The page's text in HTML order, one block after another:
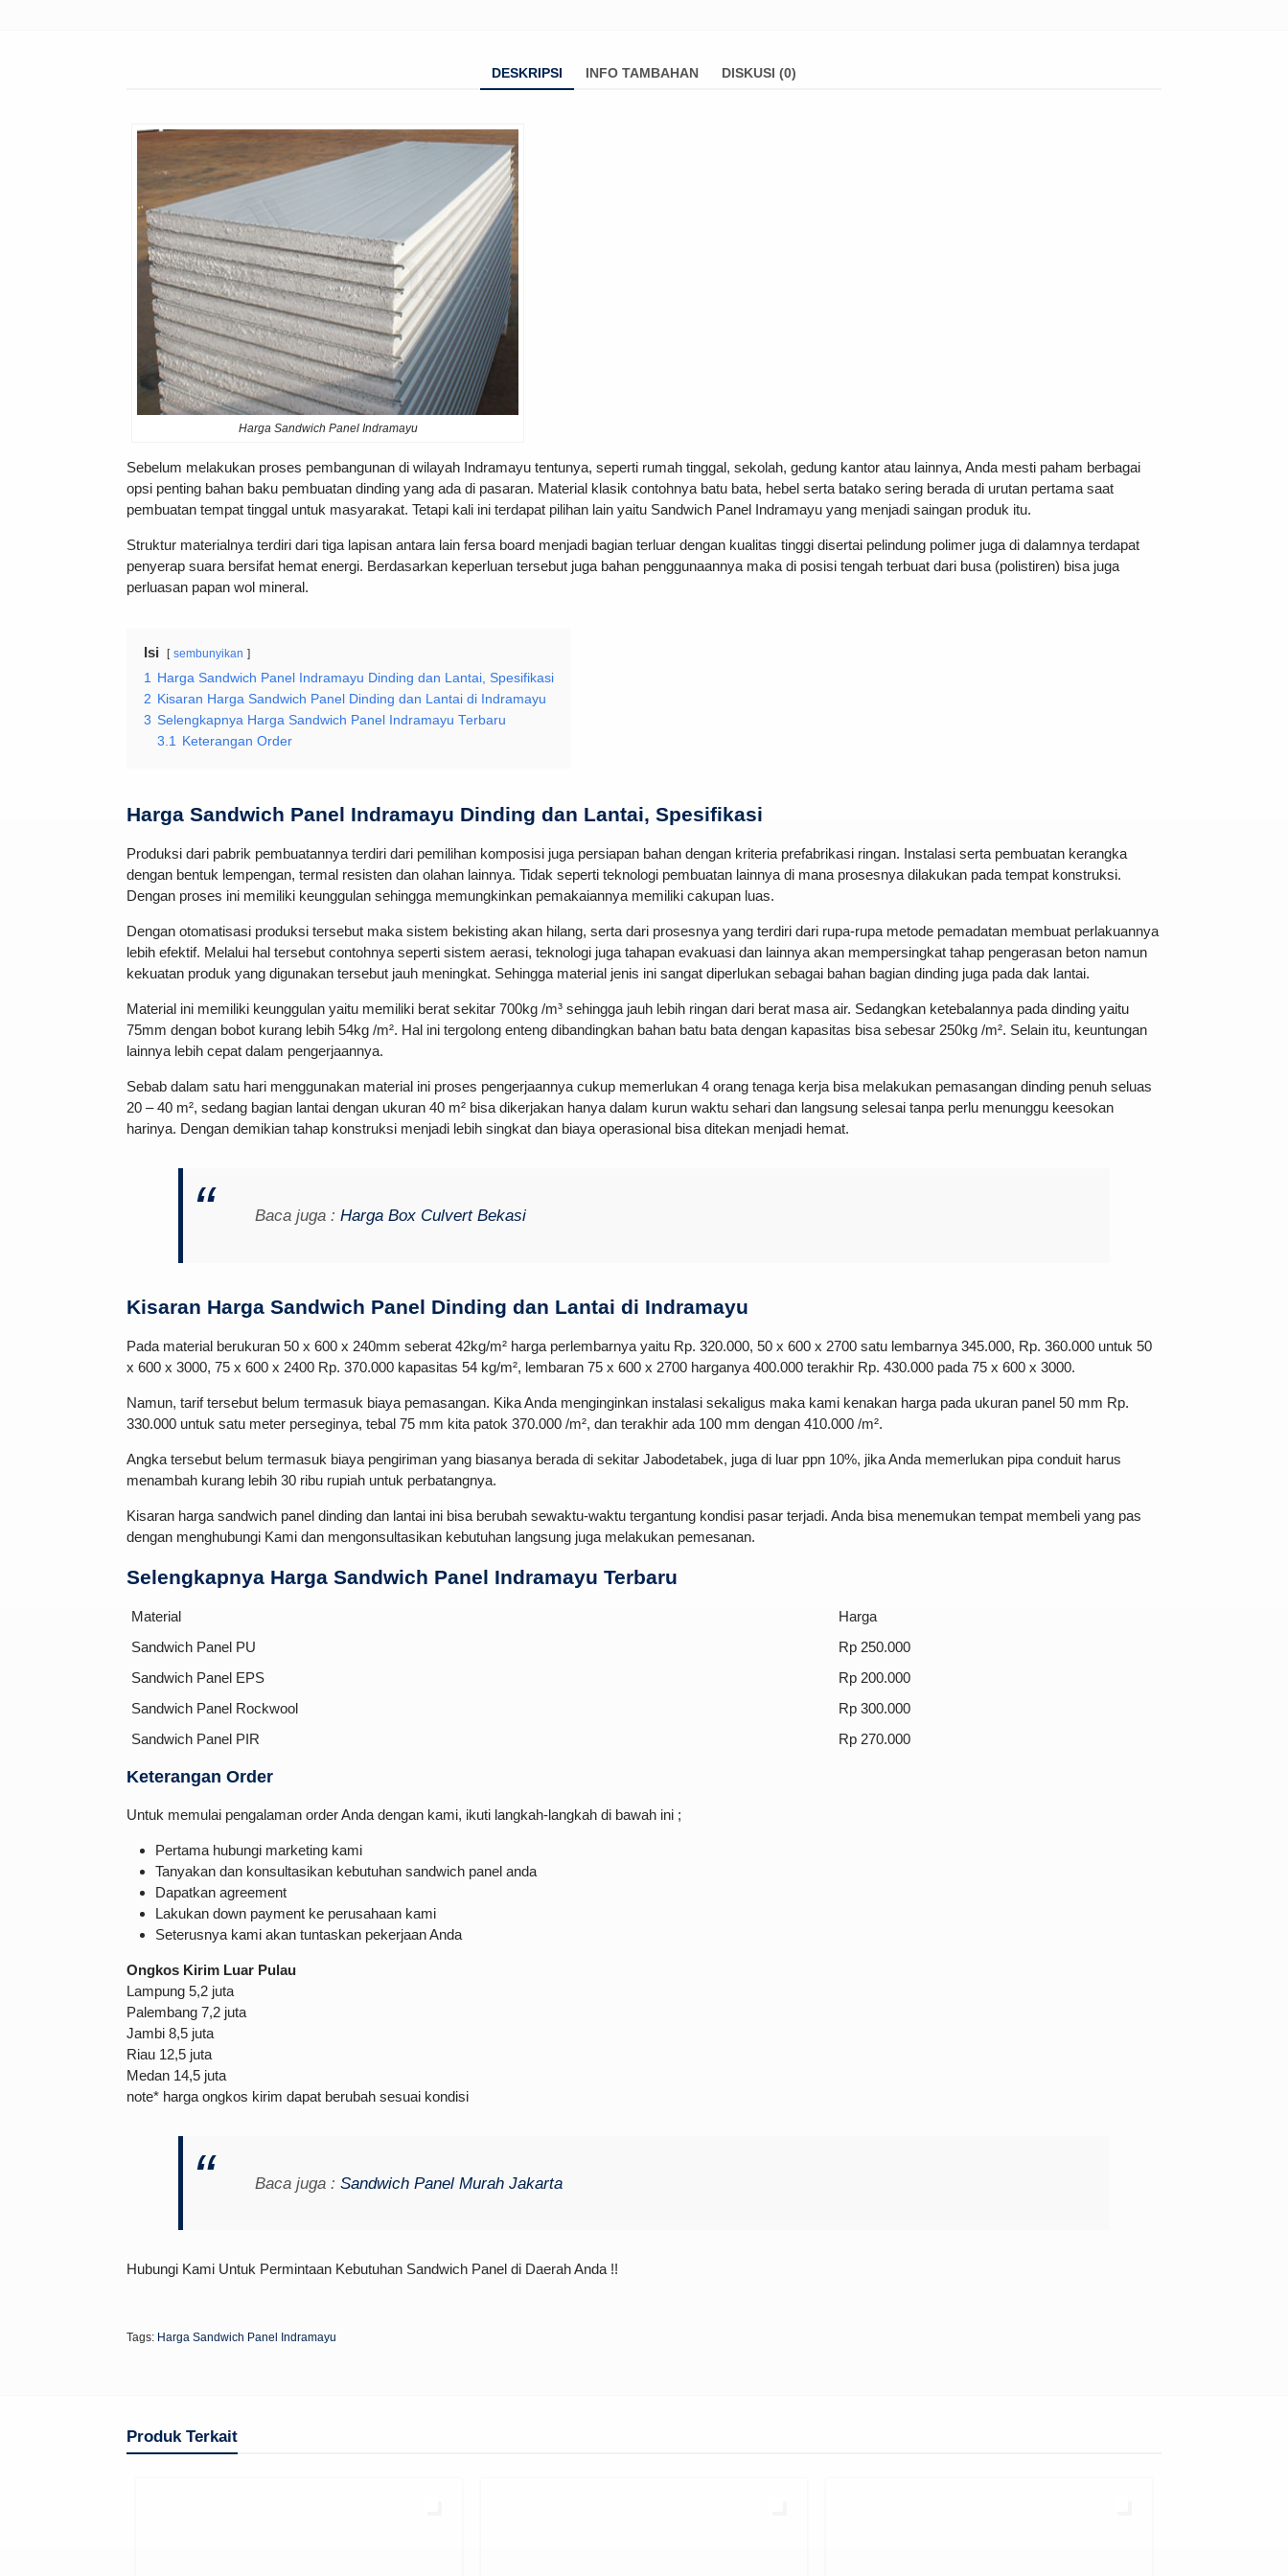
DESKRIPSI INFO TAMBAHAN DISKUSI (0)
Harga Sandwich Panel Indramayu
Sebelum melakukan proses pembangunan di wilayah Indramayu tentunya, seperti rumah tinggal, sekolah, gedung kantor atau lainnya, Anda mesti paham berbagai
opsi penting bahan baku pembuatan dinding yang ada di pasaran. Material klasik contohnya batu bata, hebel serta batako sering berada di urutan pertama saat
pembuatan tempat tinggal untuk masyarakat. Tetapi kali ini terdapat pilihan lain yaitu Sandwich Panel Indramayu yang menjadi saingan produk itu.
Struktur materialnya terdiri dari tiga lapisan antara lain fersa board menjadi bagian terluar dengan kualitas tinggi disertai pelindung polimer juga di dalamnya terdapat
penyerap suara bersifat hemat energi. Berdasarkan keperluan tersebut juga bahan penggunaannya maka di posisi tengah terbuat dari busa (polistiren) bisa juga
perluasan papan wol mineral.
Isi sembunyikan
1 Harga Sandwich Panel Indramayu Dinding dan Lantai, Spesifikasi
2 Kisaran Harga Sandwich Panel Dinding dan Lantai di Indramayu
3 Selengkapnya Harga Sandwich Panel Indramayu Terbaru
3.1 Keterangan Order
Harga Sandwich Panel Indramayu Dinding dan Lantai, Spesifikasi
Produksi dari pabrik pembuatannya terdiri dari pemilihan komposisi juga persiapan bahan dengan kriteria prefabrikasi ringan. Instalasi serta pembuatan kerangka
dengan bentuk lempengan, termal resisten dan olahan lainnya. Tidak seperti teknologi pembuatan lainnya di mana prosesnya dilakukan pada tempat konstruksi.
Dengan proses ini memiliki keunggulan sehingga memungkinkan pemakaiannya memiliki cakupan luas.
Dengan otomatisasi produksi tersebut maka sistem bekisting akan hilang, serta dari prosesnya yang terdiri dari rupa-rupa metode pemadatan membuat perlakuannya
lebih efektif. Melalui hal tersebut contohnya seperti sistem aerasi, teknologi juga tahapan evakuasi dan lainnya akan mempersingkat tahap pengerasan beton namun
kekuatan produk yang digunakan tersebut jauh meningkat. Sehingga material jenis ini sangat diperlukan sebagai bahan bagian dinding juga pada dak lantai.
Material ini memiliki keunggulan yaitu memiliki berat sekitar 700kg /m³ sehingga jauh lebih ringan dari berat masa air. Sedangkan ketebalannya pada dinding yaitu
75mm dengan bobot kurang lebih 54kg /m². Hal ini tergolong enteng dibandingkan bahan batu bata dengan kapasitas bisa sebesar 250kg /m². Selain itu, keuntungan
lainnya lebih cepat dalam pengerjaannya.
Sebab dalam satu hari menggunakan material ini proses pengerjaannya cukup memerlukan 4 orang tenaga kerja bisa melakukan pemasangan dinding penuh seluas
20 – 40 m², sedang bagian lantai dengan ukuran 40 m² bisa dikerjakan hanya dalam kurun waktu sehari dan langsung selesai tanpa perlu menunggu keesokan
harinya. Dengan demikian tahap konstruksi menjadi lebih singkat dan biaya operasional bisa ditekan menjadi hemat.
Baca juga : Harga Box Culvert Bekasi
Kisaran Harga Sandwich Panel Dinding dan Lantai di Indramayu
Pada material berukuran 50 x 600 x 240mm seberat 42kg/m² harga perlembarnya yaitu Rp. 320.000, 50 x 600 x 2700 satu lembarnya 345.000, Rp. 360.000 untuk 50
x 600 x 3000, 75 x 600 x 2400 Rp. 370.000 kapasitas 54 kg/m², lembaran 75 x 600 x 2700 harganya 400.000 terakhir Rp. 430.000 pada 75 x 600 x 3000.
Namun, tarif tersebut belum termasuk biaya pemasangan. Kika Anda menginginkan instalasi sekaligus maka kami kenakan harga pada ukuran panel 50 mm Rp.
330.000 untuk satu meter perseginya, tebal 75 mm kita patok 370.000 /m², dan terakhir ada 100 mm dengan 410.000 /m².
Angka tersebut belum termasuk biaya pengiriman yang biasanya berada di sekitar Jabodetabek, juga di luar ppn 10%, jika Anda memerlukan pipa conduit harus
menambah kurang lebih 30 ribu rupiah untuk perbatangnya.
Kisaran harga sandwich panel dinding dan lantai ini bisa berubah sewaktu-waktu tergantung kondisi pasar terjadi. Anda bisa menemukan tempat membeli yang pas
dengan menghubungi Kami dan mengonsultasikan kebutuhan langsung juga melakukan pemesanan.
Selengkapnya Harga Sandwich Panel Indramayu Terbaru
Material
Harga
Sandwich Panel PU
Rp 250.000
Sandwich Panel EPS
Rp 200.000
Sandwich Panel Rockwool
Rp 300.000
Sandwich Panel PIR
Rp 270.000
Keterangan Order
Untuk memulai pengalaman order Anda dengan kami, ikuti langkah-langkah di bawah ini ;
Pertama hubungi marketing kami
Tanyakan dan konsultasikan kebutuhan sandwich panel anda
Dapatkan agreement
Lakukan down payment ke perusahaan kami
Seterusnya kami akan tuntaskan pekerjaan Anda
Ongkos Kirim Luar Pulau
Lampung 5,2 juta
Palembang 7,2 juta
Jambi 8,5 juta
Riau 12,5 juta
Medan 14,5 juta
note* harga ongkos kirim dapat berubah sesuai kondisi
Baca juga : Sandwich Panel Murah Jakarta
Hubungi Kami Untuk Permintaan Kebutuhan Sandwich Panel di Daerah Anda !!
Tags: Harga Sandwich Panel Indramayu
Produk Terkait